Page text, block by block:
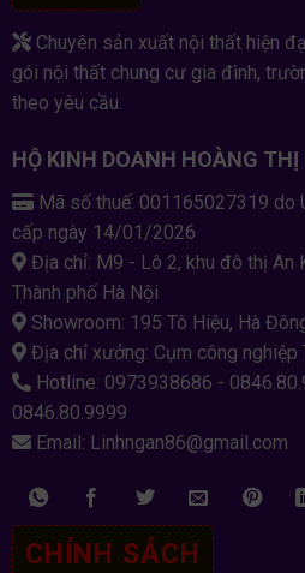
Chuyên sản xuất nội thất hiện
gói nội thất chung cư gia đình,
theo yêu cầu.
HỘ KINH DOANH HOÀNG THỊ
Mã số thuế: 001165027319 do
cấp ngày 14/01/2026
Địa chỉ: M9 - Lô 2, khu đô thị An
Thành phố Hà Nội
Showroom: 195 Tô Hiệu, Hà
Địa chỉ xưởng: Cụm công nghiệp
Hotline: 0973938686 -
0846.80.9999
Email: Linhngan86@gmail.com
CHÍNH SÁCH